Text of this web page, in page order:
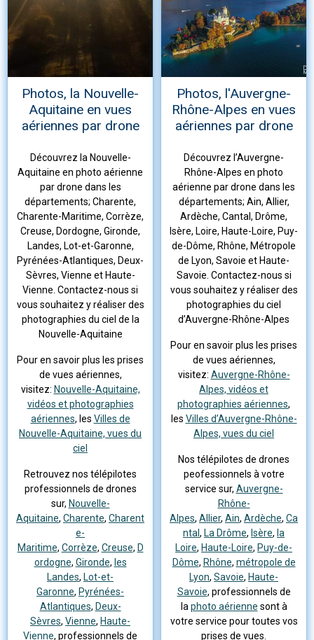
Photos, la Nouvelle-
Aquitaine en vues
aériennes par drone
Découvrez la Nouvelle-
Aquitaine en photo aérienne
par drone dans les
départements; Charente,
Charente-Maritime, Corrèze,
Creuse, Dordogne, Gironde,
Landes, Lot-et-Garonne,
Pyrénées-Atlantiques, Deux-
Sèvres, Vienne et Haute-
Vienne. Contactez-nous si
vous souhaitez y réaliser des
photographies du ciel de la
Nouvelle-Aquitaine
Pour en savoir plus les prises
de vues aériennes,
visitez: Nouvelle-Aquitaine,
vidéos et photographies
aériennes, les Villes de
Nouvelle-Aquitaine, vues du
ciel
Retrouvez nos télépilotes
professionnels de drones
sur, Nouvelle-
Aquitaine, Charente, Charent
e-
Maritime, Corrèze, Creuse, D
ordogne, Gironde, les
Landes, Lot-et-
Garonne, Pyrénées-
Atlantiques, Deux-
Sèvres, Vienne, Haute-
Vienne, professionnels de
Photos, l'Auvergne-
Rhône-Alpes en vues
aériennes par drone
Découvrez l’Auvergne-
Rhône-Alpes en photo
aérienne par drone dans les
départements; Ain, Allier,
Ardèche, Cantal, Drôme,
Isère, Loire, Haute-Loire, Puy-
de-Dôme, Rhône, Métropole
de Lyon, Savoie et Haute-
Savoie. Contactez-nous si
vous souhaitez y réaliser des
photographies du ciel
d’Auvergne-Rhône-Alpes
Pour en savoir plus les prises
de vues aériennes,
visitez: Auvergne-Rhône-
Alpes, vidéos et
photographies aériennes,
les Villes d’Auvergne-Rhône-
Alpes, vues du ciel
Nos télépilotes de drones
peofessionnels à votre
service sur, Auvergne-
Rhône-
Alpes, Allier, Ain, Ardèche, Ca
ntal , La Drôme, Isère, la
Loire, Haute-Loire, Puy-de-
Dôme, Rhône, métropole de
Lyon, Savoie, Haute-
Savoie, professionnels de
la photo aérienne sont à
votre service pour toutes vos
prises de vues.